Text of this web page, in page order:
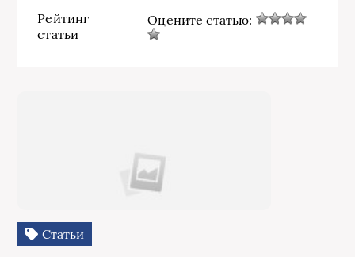
Рейтинг
статьи
Оцените статью:
Статьи